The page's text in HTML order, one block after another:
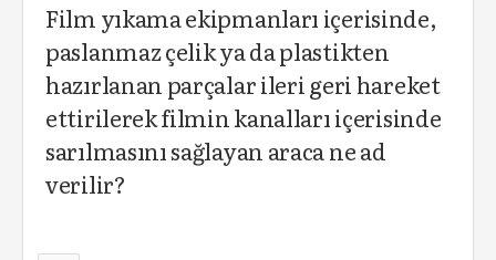
Film yıkama ekipmanları içerisinde,
paslanmaz çelik ya da plastikten
hazırlanan parçalar ileri geri hareket
ettirilerek filmin kanalları içerisinde
sarılmasını sağlayan araca ne ad
verilir?